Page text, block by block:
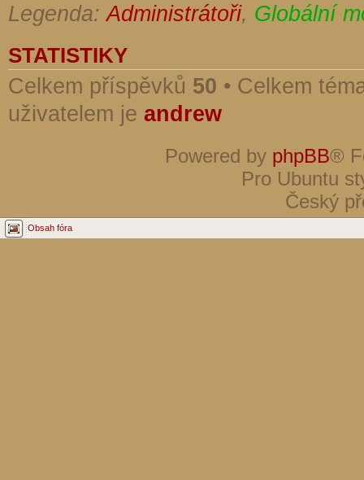
Legenda:Administrátoři, Globální
STATISTIKY
Celkem příspěvků 50 • Celkem
uživatelem je andrew
Powered by phpBB®
Pro Ubuntu
Český
Obsah fóra